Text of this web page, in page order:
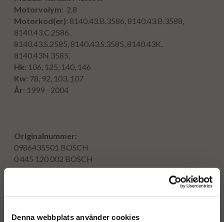
Denna webbplats använder cookies
Motorvolym: 2.8
Motorkod(er): 8140.43.B.3586, 8140.43.B.3588,
8140.43.C.2586,
8140.43.S.2585, 8140.43.S.3585, 8140.43K,
8140.43N.3585,
Hk: 106, 125, 140, 146
Kw: 78, 92, 103, 107
År: 1999 - 2004
Originalnummer:
0986435501 BOSCH
0 445 120 002 BOSCH
0986435501BOSCH
1980 83